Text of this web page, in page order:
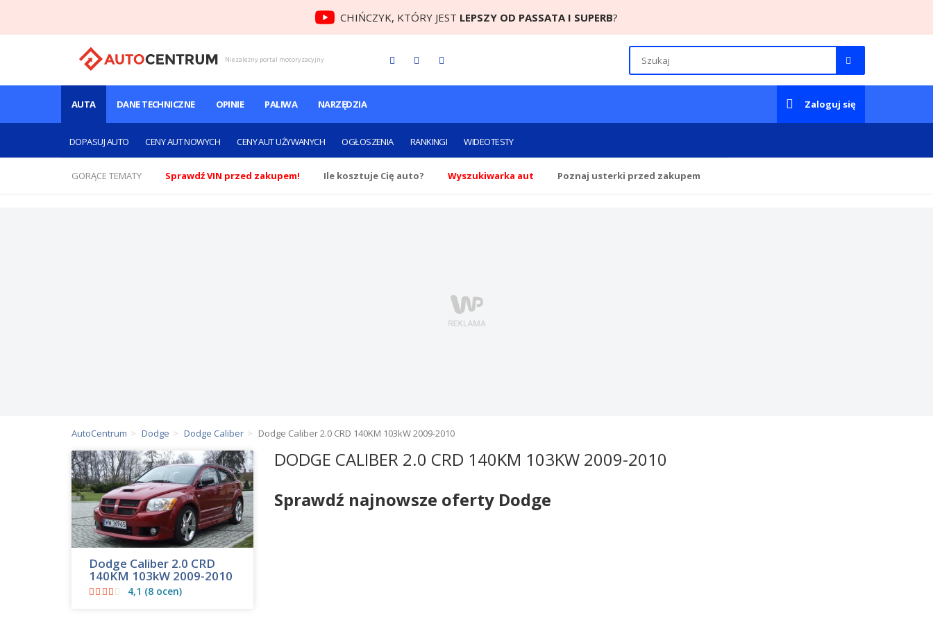
CHIŃCZYK, KTÓRY JEST LEPSZY OD PASSATA I SUPERB?
Niezależny portal motoryzacyjny
AUTA
DOPASUJ AUTO CENY AUT NOWYCH CENY AUT UŻYWANYCH OGŁOSZENIA RANKINGI WIDEOTESTY
DANE TECHNICZNE OPINIE PALIWA NARZĘDZIA Zaloguj się
GORĄCE TEMATY Sprawdź VIN przed zakupem! Ile kosztuje Cię auto? Wyszukiwarka aut Poznaj usterki przed zakupem
AutoCentrum Dodge Dodge Caliber Dodge Caliber 2.0 CRD 140KM 103kW 2009-2010
DODGE CALIBER 2.0 CRD 140KM 103KW 2009-2010
Sprawdź najnowsze oferty Dodge
Dodge Caliber 2.0 CRD
140KM 103kW 2009-2010
4,1 (8 ocen)